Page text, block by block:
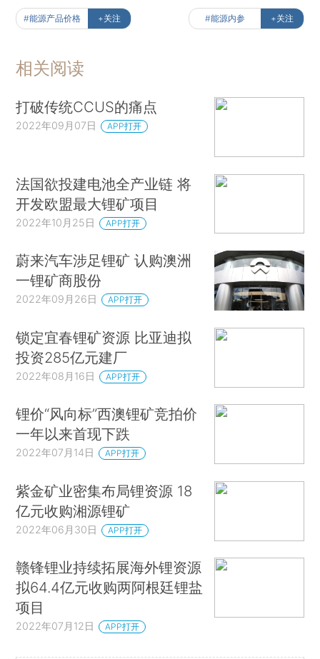
#能源产品价格 +关注 #能源内参 +关注
相关阅读
打破传统CCUS的痛点
2022年09月07日 APP打开
法国欲投建电池全产业链 将
开发欧盟最大锂矿项目
2022年10月25日 APP打开
蔚来汽车涉足锂矿 认购澳洲
一锂矿商股份
2022年09月26日 APP打开
锁定宜春锂矿资源 比亚迪拟
投资285亿元建厂
2022年08月16日 APP打开
锂价“风向标”西澳锂矿竞拍价
一年以来首现下跌
2022年07月14日 APP打开
紫金矿业密集布局锂资源 18
亿元收购湘源锂矿
2022年06月30日 APP打开
赣锋锂业持续拓展海外锂资源
拟64.4亿元收购两阿根廷锂盐
项目
2022年07月12日 APP打开